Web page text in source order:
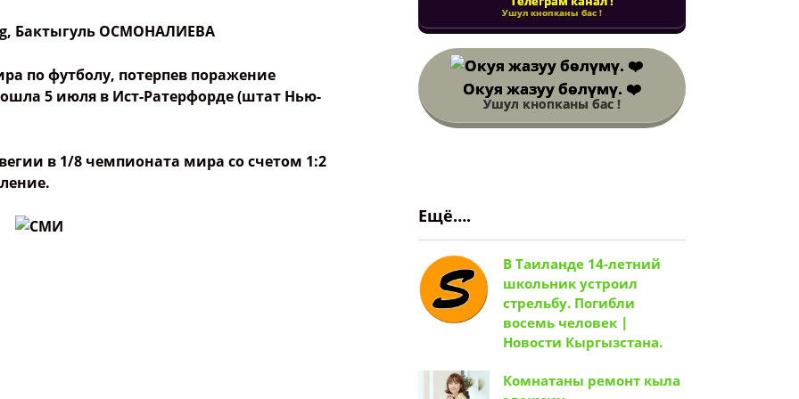
, Бактыгуль ОСМОНАЛИЕВА
по футболу, потерпев поражение
5 июля в Ист-Ратерфорде (штат Нью-
в 1/8 чемпионата мира со счетом 1:2
Ушул кнопканы бас !
Окуя жазуу бөлүмү. ❤️
Ушул кнопканы бас !
Ещё….
В Таиланде 14-летний
школьник устроил
стрельбу. Погибли
восемь человек |
Новости Кыргызстана.
Комнатаны ремонт кыла